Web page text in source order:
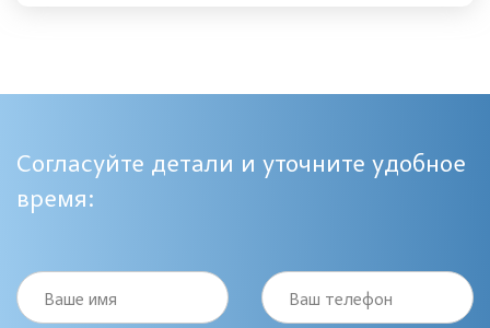
Согласуйте детали и уточните удобное
время:
Ваше имя Ваш телефон